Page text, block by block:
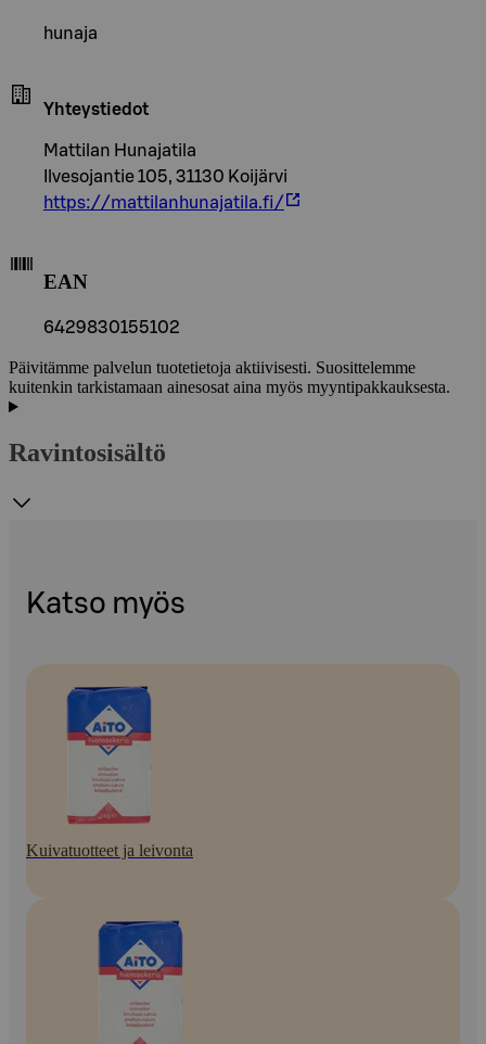
hunaja
Yhteystiedot
Mattilan Hunajatila
Ilvesojantie 105, 31130 Koijärvi
https://mattilanhunajatila.fi/
EAN
6429830155102
Päivitämme palvelun tuotetietoja aktiivisesti. Suosittelemme
kuitenkin tarkistamaan ainesosat aina myös myyntipakkauksesta.
Ravintosisältö
Katso myös
Kuivatuotteet ja leivonta